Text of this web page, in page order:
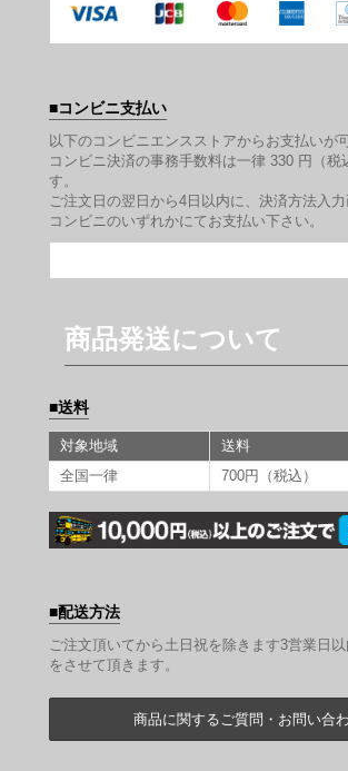
コンビニ支払い
以下のコンビニエンスストアからお支払いが
コンビニ決済の事務手数料は一律 330 円（税
す。
ご注文日の翌日から4日以内に、決済方法入
コンビニのいずれかにてお支払い下さい。
商品発送について
送料
対象地域
送料
全国一律
700円（税込）
配送方法
ご注文頂いてから土日祝を除きます3営業日
をさせて頂きます。
商品に関するご質問・お問い合